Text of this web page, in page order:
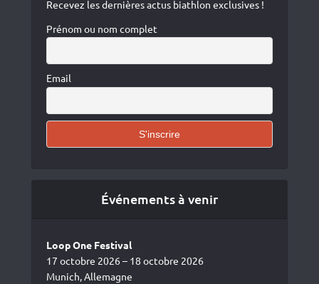
Recevez les dernières actus biathlon exclusives !
Prénom ou nom complet
Email
Événements à venir
Loop One Festival
17 octobre 2026 – 18 octobre 2026
Munich, Allemagne